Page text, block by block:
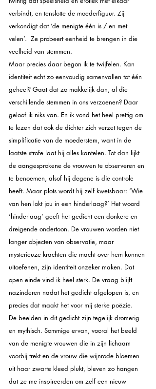
verbindt, en tenslotte de moederfiguur. Zij
verkondigt dat ‘de menigte één is / en met
velen’.  Ze probeert eenheid te brengen in die
veelheid van stemmen.
Maar precies daar begon ik te twijfelen. Kan
identiteit echt zo eenvoudig samenvallen tot één
geheel? Gaat dat zo makkelijk dan, al die
verschillende stemmen in ons verzoenen? Daar
geloof ik niks van. En ik vond het heel prettig om
te lezen dat ook de dichter zich verzet tegen de
simplificatie van de moederstem, want in de
laatste strofe laat hij alles kantelen. Tot dan lijkt
de aangesprokene de vrouwen te observeren en
te benoemen, alsof hij degene is die controle
heeft. Maar plots wordt hij zelf kwetsbaar: ‘Wie
van hen lokt jou in een hinderlaag?’ Het woord
‘hinderlaag’ geeft het gedicht een donkere en
dreigende ondertoon. De vrouwen worden niet
langer objecten van observatie, maar
mysterieuze krachten die macht over hem kunnen
uitoefenen, zijn identiteit onzeker maken. Dat
open einde vind ik heel sterk. De vraag blijft
nazinderen nadat het gedicht afgelopen is, en
precies dat maakt het voor mij sterke poëzie.
De beelden in dit gedicht zijn tegelijk dromerig
en mythisch. Sommige ervan, vooral het beeld
van de menigte vrouwen die in zijn lichaam
voorbij trekt en de vrouw die wijnrode bloemen
uit haar zwarte kleed plukt, bleven zo hangen
dat ze me inspireerden om zelf een nieuw